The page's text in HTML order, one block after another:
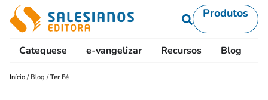
Produtos
Catequese e-vangelizar Recursos Blog
Início / Blog /Ter Fé